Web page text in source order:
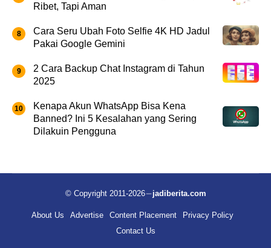
Ribet, Tapi Aman
Cara Seru Ubah Foto Selfie 4K HD Jadul
Pakai Google Gemini
2 Cara Backup Chat Instagram di Tahun
2025
Kenapa Akun WhatsApp Bisa Kena
Banned? Ini 5 Kesalahan yang Sering
Dilakuin Pengguna
© Copyright 2011-2026 jadiberita.com
About Us Advertise Content Placement
Privacy Policy
Contact Us